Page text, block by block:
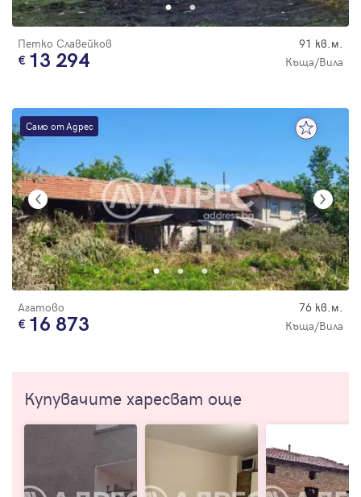
Петко Славейков 91 кв.м.
13 294 Къща/Вила
Само от Адрес
Агатово 76 кв.м.
16 873 Къща/Вила
Купувачите харесват още